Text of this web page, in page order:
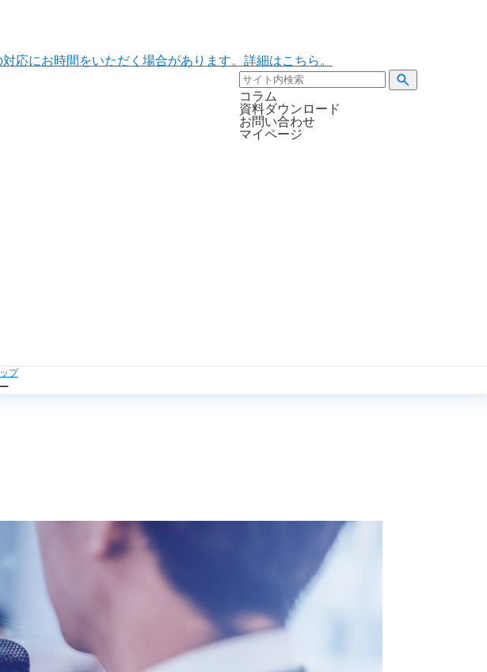
応にお時間をいただく場合があります。詳細はこちら。
コラム
資料ダウンロード
お問い合わせ
マイページ
プ